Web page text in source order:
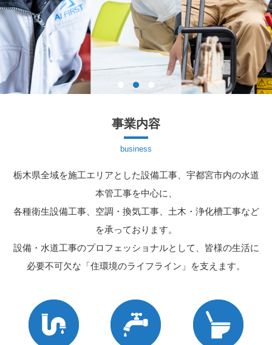
事業内容
栃木県全域を施工エリアとした設備工事、宇都宮市内の水道
本管工事を中心に、
各種衛生設備工事、空調・換気工事、土木・浄化槽工事など
を承っております。
設備・水道工事のプロフェッショナルとして、皆様の生活に
必要不可欠な「住環境のライフライン」を支えます。